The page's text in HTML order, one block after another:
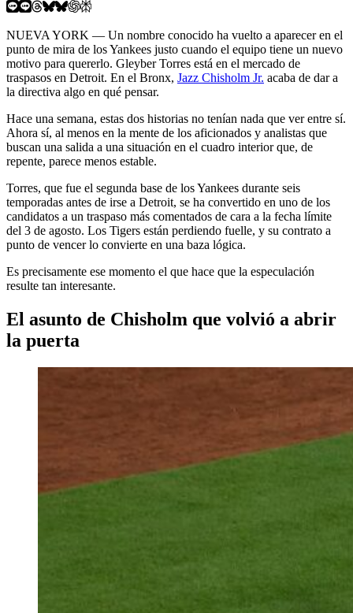
NUEVA YORK — Un nombre conocido ha vuelto a aparecer en el
punto de mira de los Yankees justo cuando el equipo tiene un nuevo
motivo para quererlo. Gleyber Torres está en el mercado de
traspasos en Detroit. En el Bronx, Jazz Chisholm Jr. acaba de dar a
la directiva algo en qué pensar.
Hace una semana, estas dos historias no tenían nada que ver entre sí.
Ahora sí, al menos en la mente de los aficionados y analistas que
buscan una salida a una situación en el cuadro interior que, de
repente, parece menos estable.
Torres, que fue el segunda base de los Yankees durante seis
temporadas antes de irse a Detroit, se ha convertido en uno de los
candidatos a un traspaso más comentados de cara a la fecha límite
del 3 de agosto. Los Tigers están perdiendo fuelle, y su contrato a
punto de vencer lo convierte en una baza lógica.
Es precisamente ese momento el que hace que la especulación
resulte tan interesante.
El asunto de Chisholm que volvió a abrir
la puerta